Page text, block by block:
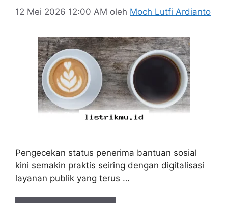
12 Mei 2026 12:00 AM oleh Moch Lutfi Ardianto
Pengecekan status penerima bantuan sosial
kini semakin praktis seiring dengan digitalisasi
layanan publik yang terus …